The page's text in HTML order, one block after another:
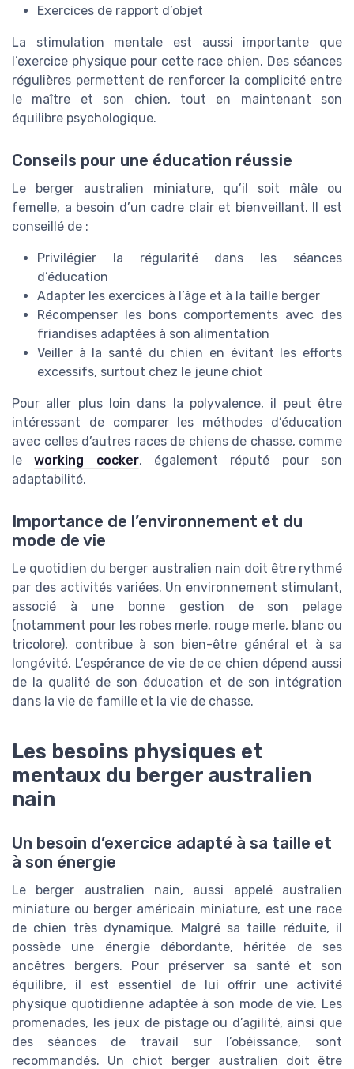
Exercices de rapport d’objet
La stimulation mentale est aussi importante que
l’exercice physique pour cette race chien. Des séances
régulières permettent de renforcer la complicité entre
le maître et son chien, tout en maintenant son
équilibre psychologique.
Conseils pour une éducation réussie
Le berger australien miniature, qu’il soit mâle ou
femelle, a besoin d’un cadre clair et bienveillant. Il est
conseillé de :
Privilégier la régularité dans les séances
d’éducation
Adapter les exercices à l’âge et à la taille berger
Récompenser les bons comportements avec des
friandises adaptées à son alimentation
Veiller à la santé du chien en évitant les efforts
excessifs, surtout chez le jeune chiot
Pour aller plus loin dans la polyvalence, il peut être
intéressant de comparer les méthodes d’éducation
avec celles d’autres races de chiens de chasse, comme
leworking cocker, également réputé pour son
adaptabilité.
Importance de l’environnement et du
mode de vie
Le quotidien du berger australien nain doit être rythmé
par des activités variées. Un environnement stimulant,
associé à une bonne gestion de son pelage
(notamment pour les robes merle, rouge merle, blanc ou
tricolore), contribue à son bien-être général et à sa
longévité. L’espérance de vie de ce chien dépend aussi
de la qualité de son éducation et de son intégration
dans la vie de famille et la vie de chasse.
Les besoins physiques et
mentaux du berger australien
nain
Un besoin d’exercice adapté à sa taille et
à son énergie
Le berger australien nain, aussi appelé australien
miniature ou berger américain miniature, est une race
de chien très dynamique. Malgré sa taille réduite, il
possède une énergie débordante, héritée de ses
ancêtres bergers. Pour préserver sa santé et son
équilibre, il est essentiel de lui offrir une activité
physique quotidienne adaptée à son mode de vie. Les
promenades, les jeux de pistage ou d’agilité, ainsi que
des séances de travail sur l’obéissance, sont
recommandés. Un chiot berger australien doit être